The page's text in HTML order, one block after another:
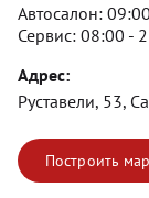
Автосалон:
Сервис: 08:00 -
Адрес:
Руставели, 53,
Построить